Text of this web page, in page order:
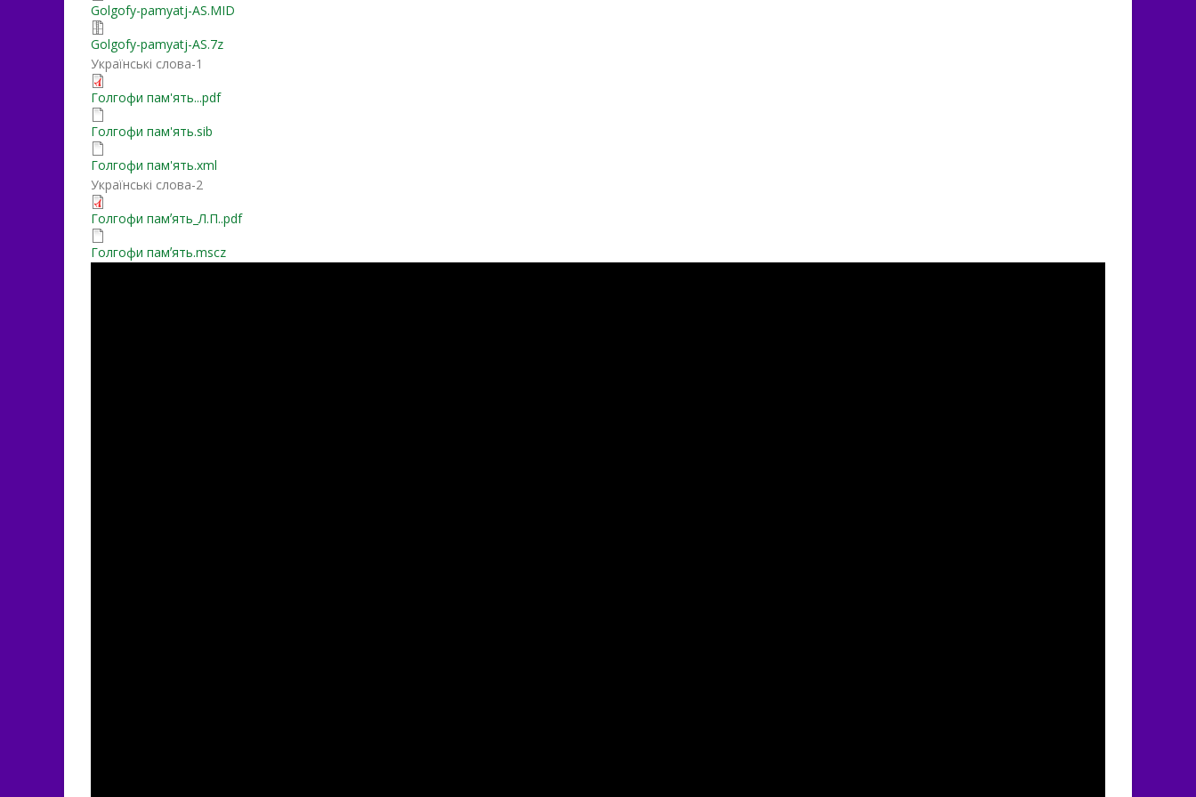
Golgofy-pamyatj-AS.MID
Golgofy-pamyatj-AS.7z
Українські слова-1
Голгофи пам'ять...pdf
Голгофи пам'ять.sib
Голгофи пам'ять.xml
Українські слова-2
Голгофи памʼять_Л.П..pdf
Голгофи памʼять.mscz